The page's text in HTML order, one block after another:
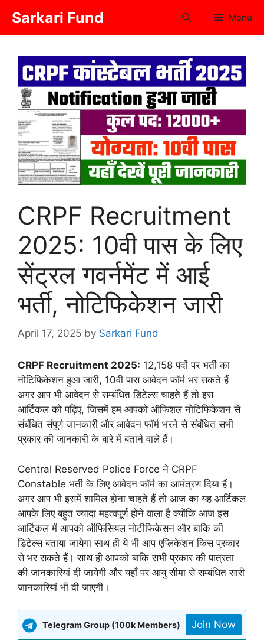
content
Sarkari Fund Menu
CRPF Recruitment
2025: 10वी पास के लिए
सेंट्रल गवर्नमेंट में आई
भर्ती, नोटिफिकेशन जारी
April 17, 2025 by Sarkari Fund
CRPF Recruitment 2025: 12,158 पदों पर भर्ती का
नोटिफिकेशन हुआ जारी, 10वी पास आवेदन फॉर्म भर सकते हैं
अगर आप भी आवेदन से सम्बंधित डिटेल्स चाहते हैं तो इस
आर्टिकल को पढ़िए, जिसमें हम आपको ऑफिशल नोटिफिकेशन से
संबंधित संपूर्ण जानकारी और आवेदन फॉर्म भरने से संबंधित सभी
प्रकार की जानकारी के बारे में बताने वाले हैं।
Central Reserved Police Force ने CRPF
Constable भर्ती के लिए आवेदन फॉर्म का आमंत्रण दिया हैं।
अगर आप भी इसमें शामिल होना चाहते हैं तो आज का यह आर्टिकल
आपके लिए बहुत ज्यादा महत्वपूर्ण होने वाला है क्योंकि आज इस
आर्टिकल में आपको ऑफिसियल नोटीफिकेसन और बाकि की
डिटेल्स बताया जायेगा साथ ही ये भी आप एप्लिकेशन किस प्रकार
से भर सकते हैं। साथ ही आपको बाकि सभी प्रकार की पात्रता
की जानकारियां दी जायेगी और यहाँ पर आयु सीमा से सम्बंधित सारी
जानकारियां भी दी जाएगी।
Telegram Group (100k Members) Join Now